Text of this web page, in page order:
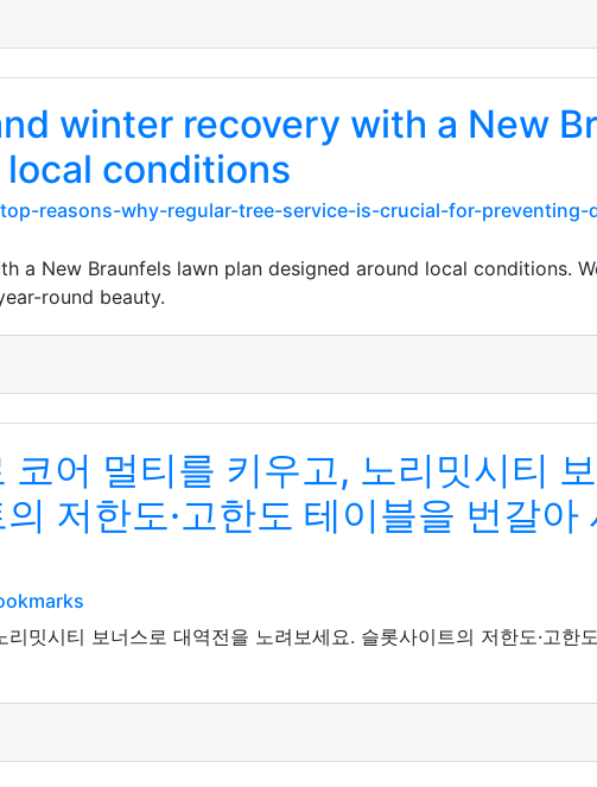
winter recovery with a New
conditions
reasons-why-regular-tree-service-is-crucial-for-
a New Braunfels lawn plan designed around local conditions.
round beauty.
어 멀티를 키우고, 노리밋시티
저한도·고한도 테이블을 번갈아
밋시티 보너스로 대역전을 노려보세요. 슬롯사이트의 저한도·고한